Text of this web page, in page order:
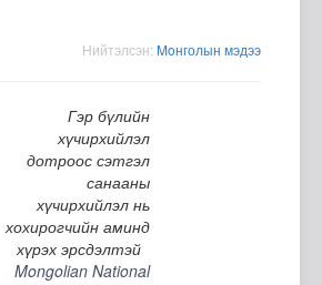
Нийтэлсэн: Moнголын мэдээ
Гэр бүлийн
хүчирхийлэл
дотроос сэтгэл
санааны
хүчирхийлэл нь
хохирогчийн аминд
хүрэх эрсдэлтэй
Mongolian National